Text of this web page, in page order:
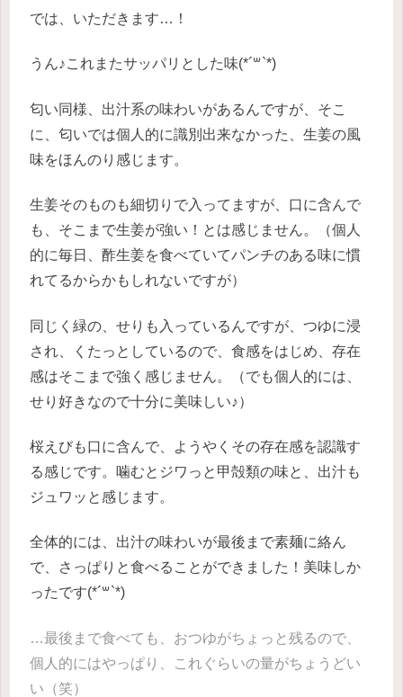
では、いただきます…！
うん♪これまたサッパリとした味(*´꒳`*)
匂い同様、出汁系の味わいがあるんですが、そこ
に、匂いでは個人的に識別出来なかった、生姜の風
味をほんのり感じます。
生姜そのものも細切りで入ってますが、口に含んで
も、そこまで生姜が強い！とは感じません。（個人
的に毎日、酢生姜を食べていてパンチのある味に慣
れてるからかもしれないですが）
同じく緑の、せりも入っているんですが、つゆに浸
され、くたっとしているので、食感をはじめ、存在
感はそこまで強く感じません。（でも個人的には、
せり好きなので十分に美味しい♪）
桜えびも口に含んで、ようやくその存在感を認識す
る感じです。噛むとジワっと甲殻類の味と、出汁も
ジュワッと感じます。
全体的には、出汁の味わいが最後まで素麺に絡ん
で、さっぱりと食べることができました！美味しか
ったです(*´꒳`*)
…最後まで食べても、おつゆがちょっと残るので、
個人的にはやっぱり、これぐらいの量がちょうどい
い（笑）